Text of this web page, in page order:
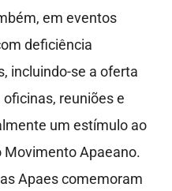
em eventos
deficiência
incluindo-se a oferta
reuniões e
um estímulo ao
Movimento Apaeano.
Apaes comemoram